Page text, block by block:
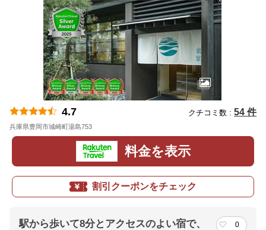
4.7 クチコミ数 : 54 件
兵庫県豊岡市城崎町湯島753
料金を表示
割引クーポンをチェック
駅から歩いて8分とアクセスのよい宿で、
0